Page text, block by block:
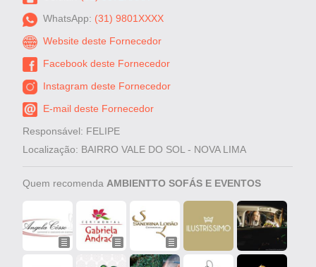
WhatsApp: (31) 9801XXXX
Website deste Fornecedor
Facebook deste Fornecedor
Instagram deste Fornecedor
E-mail deste Fornecedor
Responsável: FELIPE
Localização: BAIRRO VALE DO SOL - NOVA LIMA
Quem recomendaAMBIENTTO SOFÁS E EVENTOS